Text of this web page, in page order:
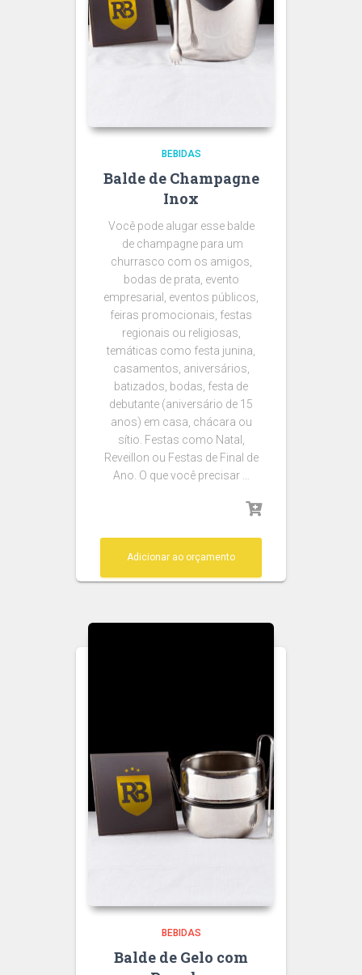
BEBIDAS
Balde de Champagne
Inox
Você pode alugar esse balde
de champagne para um
churrasco com os amigos,
bodas de prata, evento
empresarial, eventos públicos,
feiras promocionais, festas
regionais ou religiosas,
temáticas como festa junina,
casamentos, aniversários,
batizados, bodas, festa de
debutante (aniversário de 15
anos) em casa, chácara ou
sítio. Festas como Natal,
Reveillon ou Festas de Final de
Ano. O que você precisar …
Adicionar ao orçamento
BEBIDAS
Balde de Gelo com